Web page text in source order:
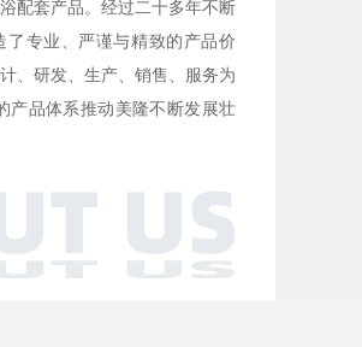
配套产品。经过二十多年不断
专业、严谨与精致的产品价
、研发、生产、销售、服务为
产品体系推动美隆不断发展壮